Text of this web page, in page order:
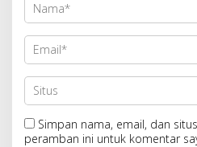
Simpan nama, email, dan
peramban ini untuk komentar